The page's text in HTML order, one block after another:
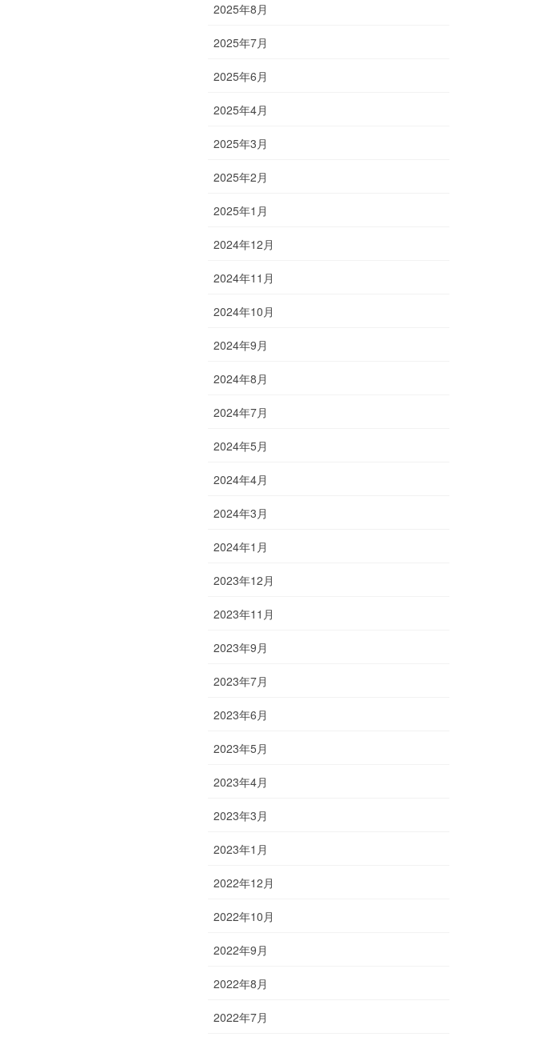
2025年8月
2025年7月
2025年6月
2025年4月
2025年3月
2025年2月
2025年1月
2024年12月
2024年11月
2024年10月
2024年9月
2024年8月
2024年7月
2024年5月
2024年4月
2024年3月
2024年1月
2023年12月
2023年11月
2023年9月
2023年7月
2023年6月
2023年5月
2023年4月
2023年3月
2023年1月
2022年12月
2022年10月
2022年9月
2022年8月
2022年7月